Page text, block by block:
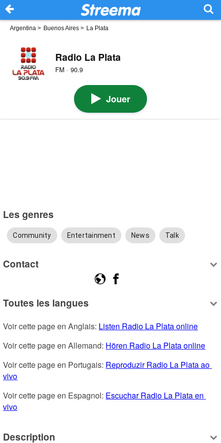
Argentina > Buenos Aires > La Plata
Radio La Plata
FM · 90.9
Jouer
Les genres
Community Entertainment News Talk
Contact
Toutes les langues
Voir cette page en Anglais: Listen Radio La Plata online
Voir cette page en Allemand: Hören Radio La Plata online
Voir cette page en Portugais: Reproduzir Radio La Plata ao
vivo
Voir cette page en Espagnol: Escuchar Radio La Plata en
vivo
Description